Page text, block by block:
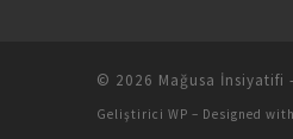
© 2026 Mağusa İnsiyatifi
Geliştirici WP – Designed